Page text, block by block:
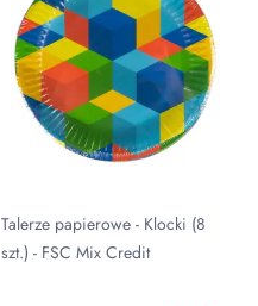
Talerze papierowe - Klocki (8
szt.) - FSC Mix Credit